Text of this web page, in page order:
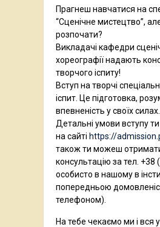
Прагнеш навчатися на
“Сценічне мистецтво”,
розпочати?
Викладачі кафедри
хореографії надають
творчого іспиту!
Вступ на творчі
іспит. Це підготовка,
впевненість у своїх силах.
Детальні умови вступу
на сайті https://
також ти можеш
консультацію за тел.
особисто в нашому в
попередньою
телефоном).
На тебе чекаємо ми і вся